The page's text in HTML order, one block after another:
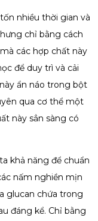
nhiều thời gian và
chỉ bằng cách
các hợp chất này
để duy trì và cải
ẩn náo trong bột
qua cơ thể một
này sẳn sàng có
năng để chuẩn
nấm nghiền mịn
glucan chứa trong
đáng kể. Chỉ bằng